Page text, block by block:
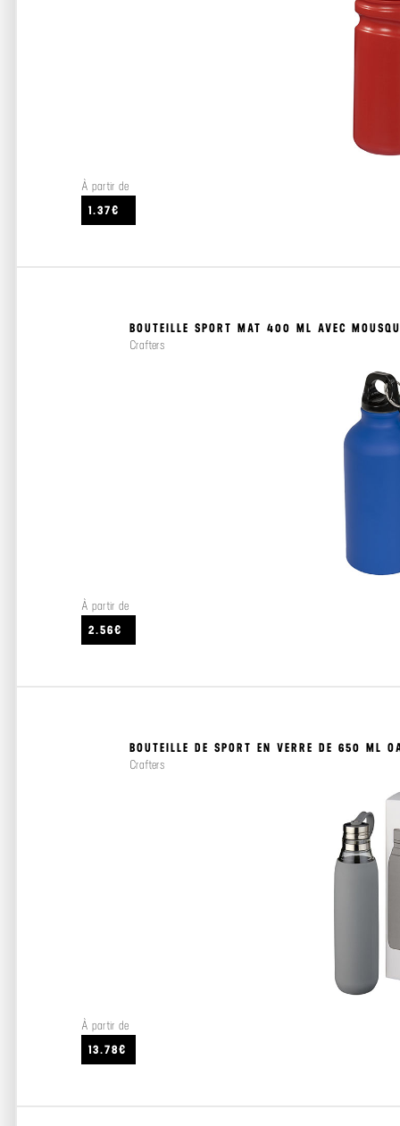
À partir de
1.37€
BOUTEILLE SPORT MAT 400 ML AVEC
Crafters
À partir de
2.56€
BOUTEILLE DE SPORT EN VERRE DE 650 ML
Crafters
À partir de
13.78€